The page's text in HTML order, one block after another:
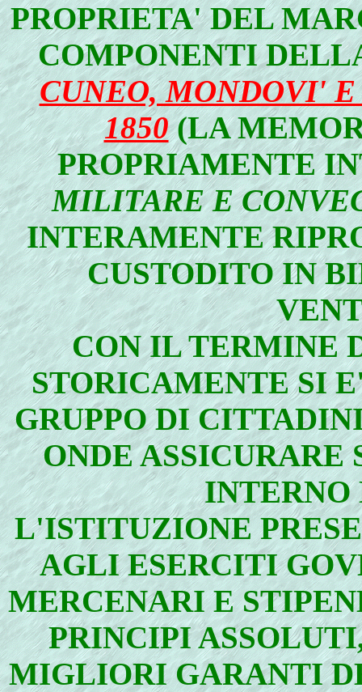
PROPRIETA' DEL
COMPONENTI
CUNEO, MONDOVI'
1850 (LA
PROPRIAMENTE
MILITARE E
INTERAMENTE
CUSTODITO IN
CON IL TERMINE
STORICAMENTE SI
GRUPPO DI
ONDE
INTERNO
L'ISTITUZIONE
AGLI ESERCITI
MERCENARI E
PRINCIPI
MIGLIORI GARANTI